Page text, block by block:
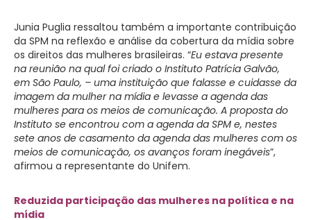
Junia Puglia ressaltou também a importante contribuição
da SPM na reflexão e análise da cobertura da mídia sobre
os direitos das mulheres brasileiras. “Eu estava presente
na reunião na qual foi criado o Instituto Patrícia Galvão,
em São Paulo, – uma instituição que falasse e cuidasse da
imagem da mulher na mídia e levasse a agenda das
mulheres para os meios de comunicação. A proposta do
Instituto se encontrou com a agenda da SPM e, nestes
sete anos de casamento da agenda das mulheres com os
meios de comunicação, os avanços foram inegáveis”,
afirmou a representante do Unifem.
Reduzida participação das mulheres na política e na
mídia